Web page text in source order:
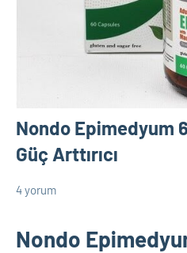
Nondo Epimedyum
Güç Arttırıcı
Cinsel
Bilgileri
18
2025
admin
4 yorum
Nondo